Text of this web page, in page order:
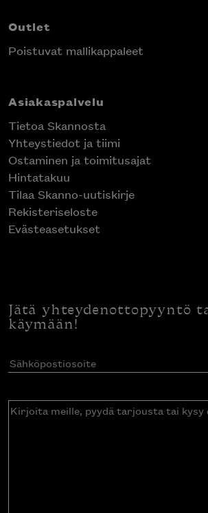
Outlet
Poistuvat mallikappaleet
Asiakaspalvelu
Tietoa Skannosta
Yhteystiedot ja tiimi
Ostaminen ja toimitusajat
Hintatakuu
Tilaa Skanno-uutiskirje
Rekisteriseloste
Evästeasetukset
Jätä yhteydenottopyyntö
käymään!
Sähköpostiosoite(Pakollinen)
Kirjoita